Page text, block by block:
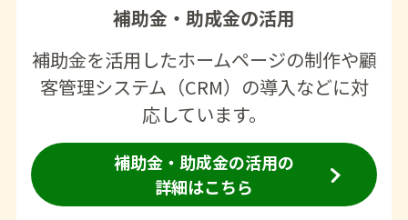
補助金・助成金の活用
補助金を活用したホームページの制作や顧
客管理システム（CRM）の導入などに対
応しています。
補助金・助成金の活用の
詳細はこちら